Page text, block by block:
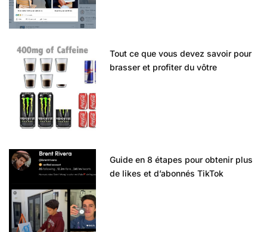
Tout ce que vous devez savoir pour
brasser et profiter du vôtre
Guide en 8 étapes pour obtenir plus
de likes et d’abonnés TikTok